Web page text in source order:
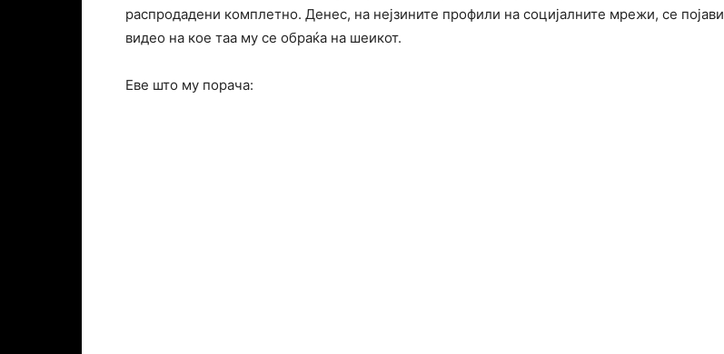
распродадени комплетно. Денес, на нејзините профили на социјалните мрежи, се појави
видео на кое таа му се обраќа на шеикот.
Еве што му порача: